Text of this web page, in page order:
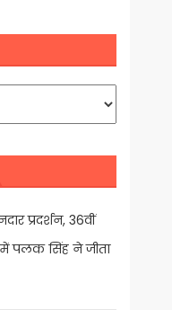
प्रदर्शन, 36वीं
में पलक सिंह ने जीता